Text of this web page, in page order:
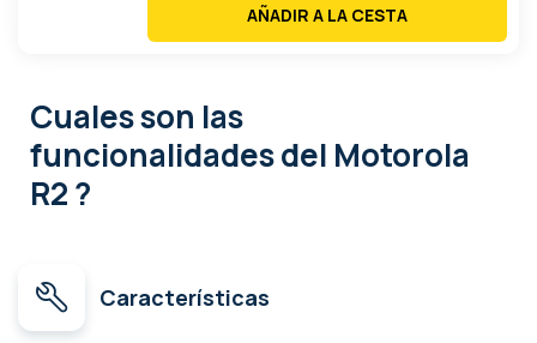
AÑADIR A LA CESTA
Cuales son las
funcionalidadesdel Motorola
R2 ?
Características